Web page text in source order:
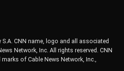
CNN name, logo and all associated
Network, Inc. All rights reserved. CNN
of Cable News Network, Inc.,